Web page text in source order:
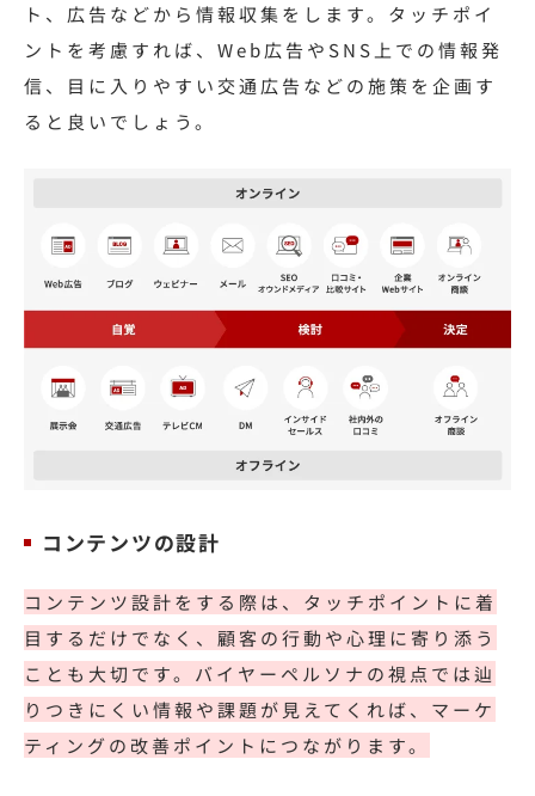
ト、広告などから情報収集をします。タッチポイ
ントを考慮すれば、Web広告やSNS上での情報発
信、目に入りやすい交通広告などの施策を企画す
ると良いでしょう。
コンテンツの設計
コンテンツ設計をする際は、タッチポイントに着
目するだけでなく、顧客の行動や心理に寄り添う
ことも大切です。バイヤーペルソナの視点では辿
りつきにくい情報や課題が見えてくれば、マーケ
ティングの改善ポイントにつながります。